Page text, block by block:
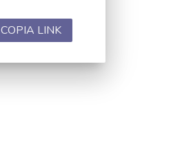
COPIA LINK